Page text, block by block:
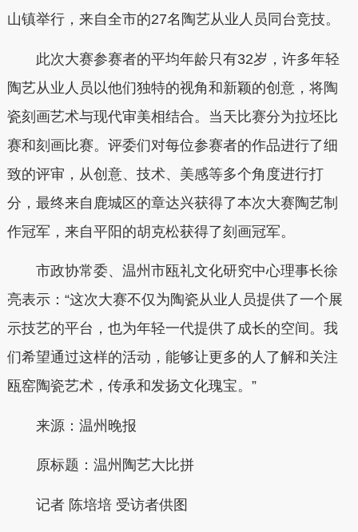
山镇举行，来自全市的27名陶艺从业人员同台竞技。
此次大赛参赛者的平均年龄只有32岁，许多年轻
陶艺从业人员以他们独特的视角和新颖的创意，将陶
瓷刻画艺术与现代审美相结合。当天比赛分为拉坯比
赛和刻画比赛。评委们对每位参赛者的作品进行了细
致的评审，从创意、技术、美感等多个角度进行打
分，最终来自鹿城区的章达兴获得了本次大赛陶艺制
作冠军，来自平阳的胡克松获得了刻画冠军。
市政协常委、温州市瓯礼文化研究中心理事长徐
亮表示：“这次大赛不仅为陶瓷从业人员提供了一个展
示技艺的平台，也为年轻一代提供了成长的空间。我
们希望通过这样的活动，能够让更多的人了解和关注
瓯窑陶瓷艺术，传承和发扬文化瑰宝。”
来源：温州晚报
原标题：温州陶艺大比拼
记者 陈培培 受访者供图